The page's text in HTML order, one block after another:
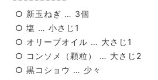
○ 新玉ねぎ … 3個
○ 塩 … 小さじ1
○ オリーブオイル … 大さじ1
○ コンソメ（顆粒） … 大さじ2
○ 黒コショウ … 少々